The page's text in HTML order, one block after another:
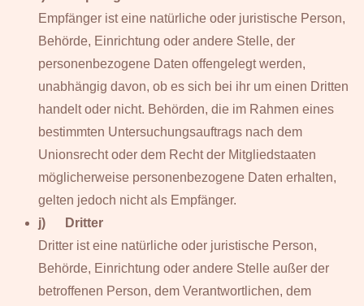
Empfänger ist eine natürliche oder juristische Person,
Behörde, Einrichtung oder andere Stelle, der
personenbezogene Daten offengelegt werden,
unabhängig davon, ob es sich bei ihr um einen Dritten
handelt oder nicht. Behörden, die im Rahmen eines
bestimmten Untersuchungsauftrags nach dem
Unionsrecht oder dem Recht der Mitgliedstaaten
möglicherweise personenbezogene Daten erhalten,
gelten jedoch nicht als Empfänger.
j) Dritter
Dritter ist eine natürliche oder juristische Person,
Behörde, Einrichtung oder andere Stelle außer der
betroffenen Person, dem Verantwortlichen, dem